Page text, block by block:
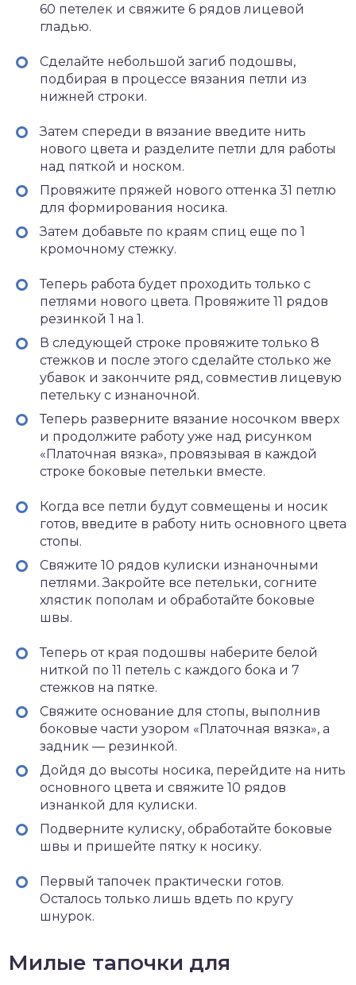
60 петелек и свяжите 6 рядов лицевой
гладью.
Сделайте небольшой загиб подошвы,
подбирая в процессе вязания петли из
нижней строки.
Затем спереди в вязание введите нить
нового цвета и разделите петли для работы
над пяткой и носком.
Провяжите пряжей нового оттенка 31 петлю
для формирования носика.
Затем добавьте по краям спиц еще по 1
кромочному стежку.
Теперь работа будет проходить только с
петлями нового цвета. Провяжите 11 рядов
резинкой 1 на 1.
В следующей строке провяжите только 8
стежков и после этого сделайте столько же
убавок и закончите ряд, совместив лицевую
петельку с изнаночной.
Теперь разверните вязание носочком вверх
и продолжите работу уже над рисунком
«Платочная вязка», провязывая в каждой
строке боковые петельки вместе.
Когда все петли будут совмещены и носик
готов, введите в работу нить основного цвета
стопы.
Свяжите 10 рядов кулиски изнаночными
петлями. Закройте все петельки, согните
хлястик пополам и обработайте боковые
швы.
Теперь от края подошвы наберите белой
ниткой по 11 петель с каждого бока и 7
стежков на пятке.
Свяжите основание для стопы, выполнив
боковые части узором «Платочная вязка», а
задник — резинкой.
Дойдя до высоты носика, перейдите на нить
основного цвета и свяжите 10 рядов
изнанкой для кулиски.
Подверните кулиску, обработайте боковые
швы и пришейте пятку к носику.
Первый тапочек практически готов.
Осталось только лишь вдеть по кругу
шнурок.
Милые тапочки для